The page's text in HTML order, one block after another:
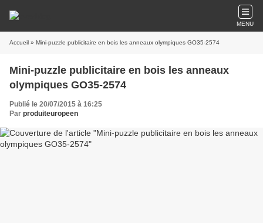
MENU
Accueil » Mini-puzzle publicitaire en bois les anneaux olympiques GO35-2574
Mini-puzzle publicitaire en bois les anneaux
olympiques GO35-2574
Publié le 20/07/2015 à 16:25
Par produiteuropeen